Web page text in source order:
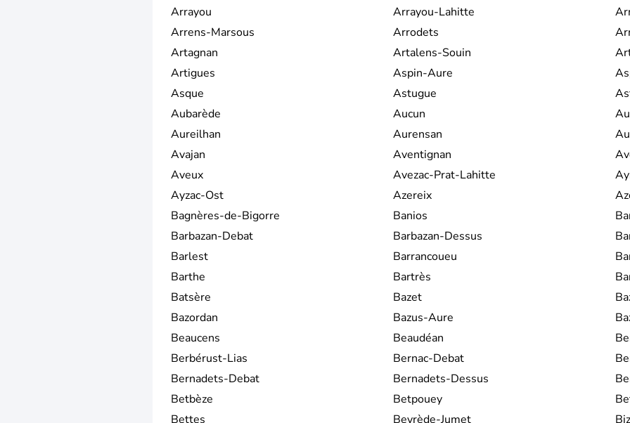
Arrayou
Arrayou-Lahitte
Arrens-Marsous
Arrodets
Artagnan
Artalens-Souin
Artigues
Aspin-Aure
Asque
Astugue
Aubarède
Aucun
Aureilhan
Aurensan
Avajan
Aventignan
Aveux
Avezac-Prat-Lahitte
Ayzac-Ost
Azereix
Bagnères-de-Bigorre
Banios
Barbazan-Debat
Barbazan-Dessus
Barlest
Barrancoueu
Barthe
Bartrès
Batsère
Bazet
Bazordan
Bazus-Aure
Beaucens
Beaudéan
Berbérust-Lias
Bernac-Debat
Bernadets-Debat
Bernadets-Dessus
Betbèze
Betpouey
Bettes
Beyrède-Jumet